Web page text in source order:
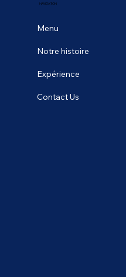
Menu
Notre histoire
Expérience
Contact Us
NAVIGATION